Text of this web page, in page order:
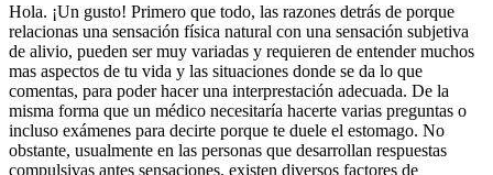
Hola. ¡Un gusto! Primero que todo, las razones detrás de porque
relacionas una sensación física natural con una sensación subjetiva
de alivio, pueden ser muy variadas y requieren de entender muchos
mas aspectos de tu vida y las situaciones donde se da lo que
comentas, para poder hacer una interprestación adecuada. De la
misma forma que un médico necesitaría hacerte varias preguntas o
incluso exámenes para decirte porque te duele el estomago. No
obstante, usualmente en las personas que desarrollan respuestas
compulsivas antes sensaciones, existen diversos factores de